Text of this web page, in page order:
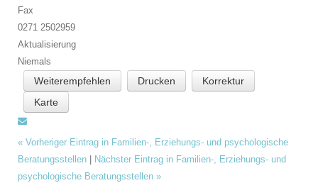
Fax
0271 2502959
Aktualisierung
Niemals
Weiterempfehlen Drucken
Korrektur
Karte
« Vorheriger Eintrag in Familien-, Erziehungs- und psychologische
Beratungsstellen
Nächster Eintrag in Familien-, Erziehungs- und
psychologische Beratungsstellen »